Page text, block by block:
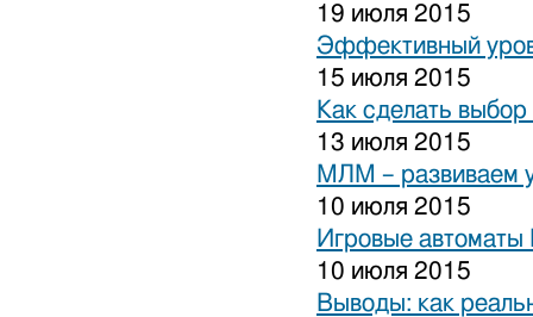
19 июля 2015
Эффективный
15 июля 2015
Как сделать
13 июля 2015
МЛМ – развиваем
10 июля 2015
Игровые
10 июля 2015
Выводы: как